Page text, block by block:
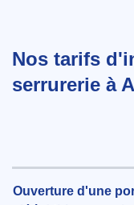
Nos tarifs
serrurerie à
Ouverture d'une